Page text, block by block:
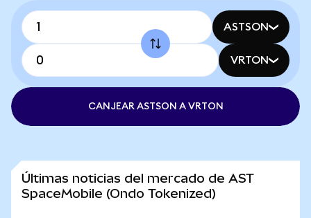
ASTSON
VRTON
CANJEAR ASTSON A VRTON
Últimas noticias del mercado de AST
SpaceMobile (Ondo Tokenized)